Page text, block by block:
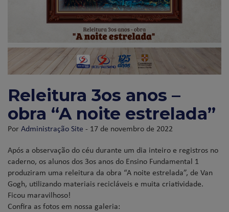
Releitura 3os anos –
obra “A noite estrelada”
PorAdministração Site - 17 de novembro de 2022
Após a observação do céu durante um dia inteiro e registros no
caderno, os alunos dos 3os anos do Ensino Fundamental 1
produziram uma releitura da obra “A noite estrelada”, de Van
Gogh, utilizando materiais recicláveis e muita criatividade.
Ficou maravilhoso!
Confira as fotos em nossa galeria: